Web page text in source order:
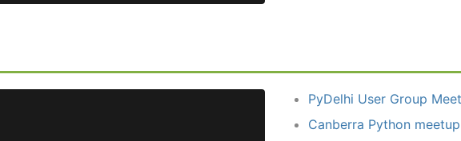
PyDelhi User Group
Canberra Python meetup